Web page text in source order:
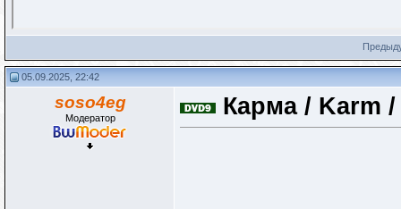
05.09.2025, 22:42
soso4eg
Модератор Карма / Karm